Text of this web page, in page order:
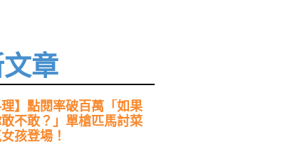
章
理】點閱率破百萬「如果
不敢？」單槍匹馬討菜
孩登場！